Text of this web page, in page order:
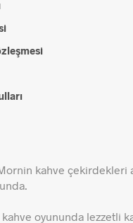
kahve çekirdekleri
oyununda lezzetli